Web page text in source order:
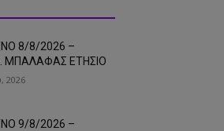
8/8/2026 –
ΜΠΑΛΑΦΑΣ ΕΤΗΣΙΟ
2026
9/8/2026 –